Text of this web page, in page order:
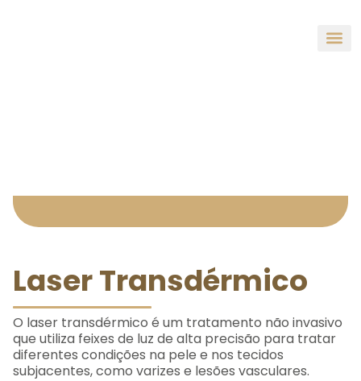
Laser Transdérmico
O laser transdérmico é um tratamento não invasivo
que utiliza feixes de luz de alta precisão para tratar
diferentes condições na pele e nos tecidos
subjacentes, como varizes e lesões vasculares.